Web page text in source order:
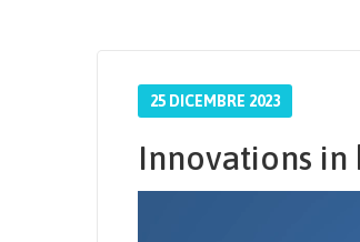
25 DICEMBRE 2023
Innovations